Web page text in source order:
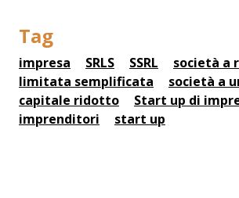
Tag
impresa SRLS SSRL
società a
limitata semplificata
società a
capitale ridotto
Start up di
imprenditori
start up